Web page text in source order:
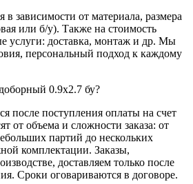
зависимости от материала, размера
или б/у). Также на стоимость
услуги: доставка, монтаж и др. Мы
персональный подход к каждому
0.9x2.7 бу?
после поступления оплаты на счет
от объема и сложности заказа: от
партий до нескольких
комплектации. Заказы,
доставляем только после
Сроки оговариваются в договоре.